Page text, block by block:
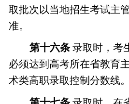
取批次以当地招生考试主
准。
第十六条 录取时，考
必须达到高考所在省教育
术类高职录取控制分数线。